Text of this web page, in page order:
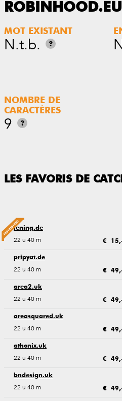
MOT EXISTANT
N.t.b. ?
NOMBRE DE
CARACTÈRES
9 ?
LES FAVORIS DE
lening.de
22 u 40 m €
pripyat.de
22 u 40 m €
area2.uk
22 u 40 m €
areasquared.uk
22 u 40 m €
athonix.uk
22 u 40 m €
bndesign.uk
22 u 40 m €